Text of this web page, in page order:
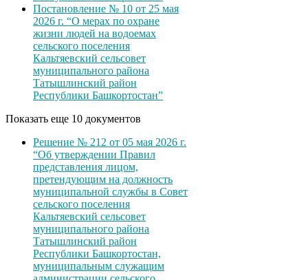
Постановление № 10 от 25 мая
2026 г. “О мерах по охране
жизни людей на водоемах
сельского поселения
Кальтяевский сельсовет
муниципального района
Татышлинский район
Республики Башкортостан”
Показать еще 10 документов
Решение № 212 от 05 мая 2026 г.
“Об утверждении Правил
представления лицом,
претендующим на должность
муниципальной службы в Совет
сельского поселения
Кальтяевский сельсовет
муниципального района
Татышлинский район
Республики Башкортостан,
муниципальным служащим